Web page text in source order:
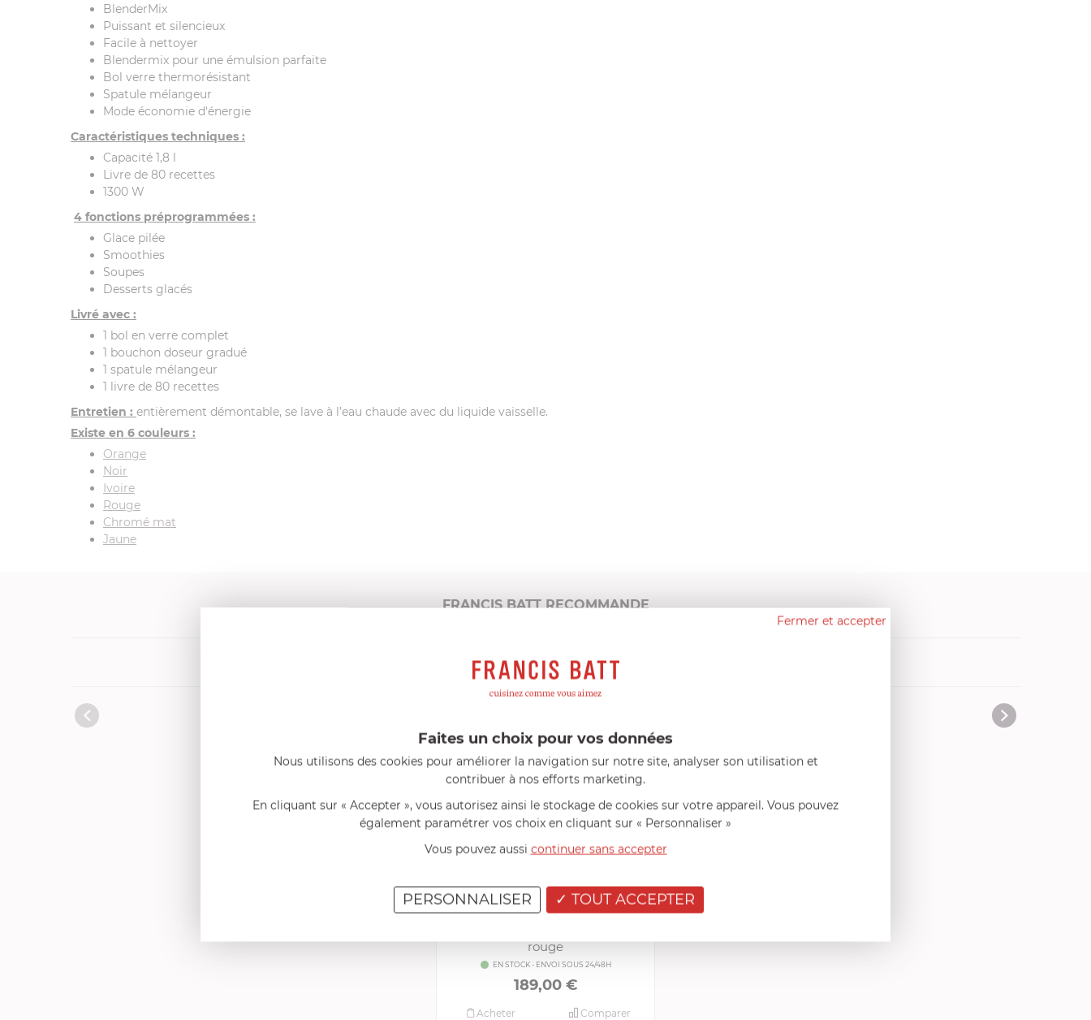
BlenderMix
Puissant et silencieux
Facile à nettoyer
Blendermix pour une émulsion parfaite
Bol verre thermorésistant
Spatule mélangeur
Mode économie d'énergie
Caractéristiques techniques :
Capacité 1,8 l
Livre de 80 recettes
1300 W
4 fonctions préprogrammées :
Glace pilée
Smoothies
Soupes
Desserts glacés
Livré avec :
1 bol en verre complet
1 bouchon doseur gradué
1 spatule mélangeur
1 livre de 80 recettes
Entretien : entièrement démontable, se lave à l’eau chaude avec du liquide vaisselle.
Existe en 6 couleurs :
Orange
Noir
Ivoire
Rouge
Chromé mat
Jaune
FRANCIS BATT RECOMMANDE
Autres références Accessoires complémentaires
MAGIMIX
rouge
EN STOCK - ENVOI SOUS 24/48H
189,00 €
Comparer
Acheter
Fermer et accepter
Faites un choix pour vos données
Nous utilisons des cookies pour améliorer la navigation sur notre site, analyser son utilisation et
contribuer à nos efforts marketing.
En cliquant sur « Accepter », vous autorisez ainsi le stockage de cookies sur votre appareil. Vous pouvez
également paramétrer vos choix en cliquant sur « Personnaliser »
Vous pouvez aussi continuer sans accepter
TOUT ACCEPTER
PERSONNALISER